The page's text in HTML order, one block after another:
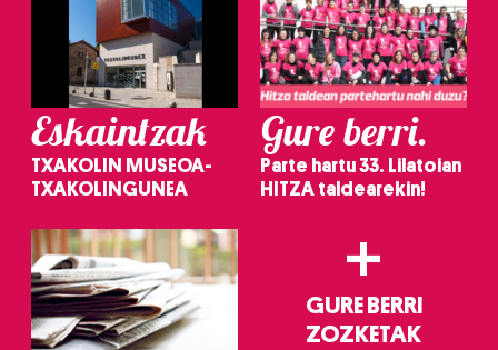
Eskaintzak
TXAKOLIN MUSEOA-
TXAKOLINGUNEA
Gure berri.
Parte hartu 33. Lilatoian
HITZA taldearekin!
+
GURE BERRI
ZOZKETAK